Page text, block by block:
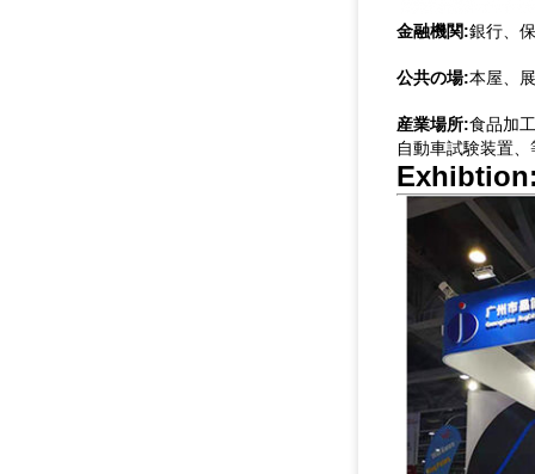
金融機関:銀行、
公共の場:本屋、
産業場所:食品加
自動車試験装置、